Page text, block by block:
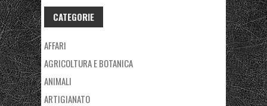
CATEGORIE
AFFARI
AGRICOLTURA E BOTANICA
ANIMALI
ARTIGIANATO